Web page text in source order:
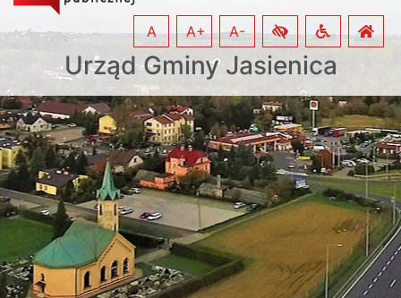
Urząd Gminy Jasienica
A A+ A-